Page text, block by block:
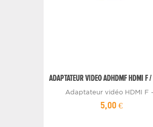
ADAPTATEUR VIDEO ADHDMF HDMI F
Adaptateur vidéo HDMI F -
5,00 €